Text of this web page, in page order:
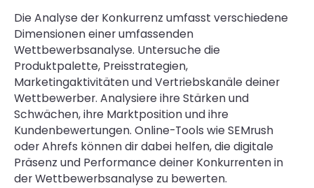
Die Analyse der Konkurrenz umfasst verschiedene
Dimensionen einer umfassenden
Wettbewerbsanalyse. Untersuche die
Produktpalette, Preisstrategien,
Marketingaktivitäten und Vertriebskanäle deiner
Wettbewerber. Analysiere ihre Stärken und
Schwächen, ihre Marktposition und ihre
Kundenbewertungen. Online-Tools wie SEMrush
oder Ahrefs können dir dabei helfen, die digitale
Präsenz und Performance deiner Konkurrenten in
der Wettbewerbsanalyse zu bewerten.